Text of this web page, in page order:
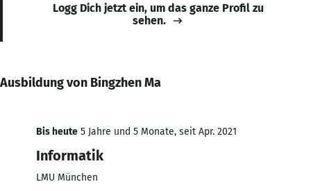
Logg Dich jetzt ein, um das ganze Profil zu
sehen.
Ausbildung von Bingzhen Ma
Bis heute 5 Jahre und 5 Monate, seit Apr. 2021
Informatik
LMU München